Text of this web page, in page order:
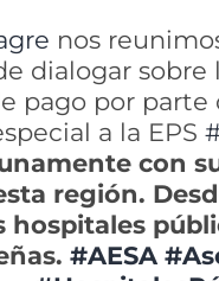
nos
dialogar
pago por
a la EPS
con
región.
#AESA